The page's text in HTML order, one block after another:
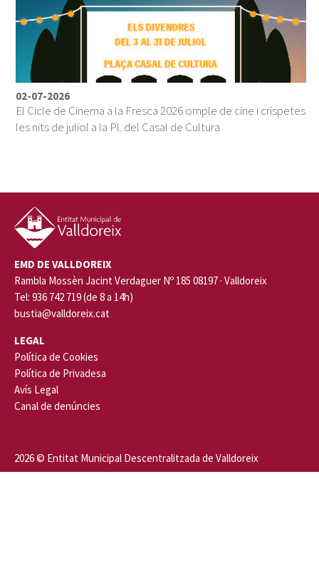
02-07-2026
El Cicle de Cinema a la Fresca 2026 omple de cine i crispetes
les nits de juliol a la Pl. del Casal de Cultura
EMD DE VALLDOREIX
Rambla Mossèn Jacint Verdaguer Nº 185 08197 · Valldoreix
Tel: 936 742 719 (de 8 a 14h)
bustia@valldoreix.cat
LEGAL
Política de Cookies
Política de Privadesa
Avís Legal
Canal de denúncies